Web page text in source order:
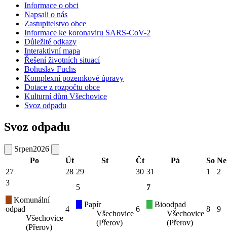
Informace o obci
Napsali o nás
Zastupitelstvo obce
Informace ke koronaviru SARS-CoV-2
Důležité odkazy
Interaktivní mapa
Řešení životních situací
Bohuslav Fuchs
Komplexní pozemkové úpravy
Dotace z rozpočtu obce
Kulturní dům Všechovice
Svoz odpadu
Svoz odpadu
Srpen2026
Po
Út St Čt Pá So Ne
27
28 29 30 31 1
2
3
Komunální
odpad
Všechovice
(Přerov)
4
5
Papír
Všechovice
(Přerov)
6
7
Bioodpad
Všechovice
(Přerov)
8 9